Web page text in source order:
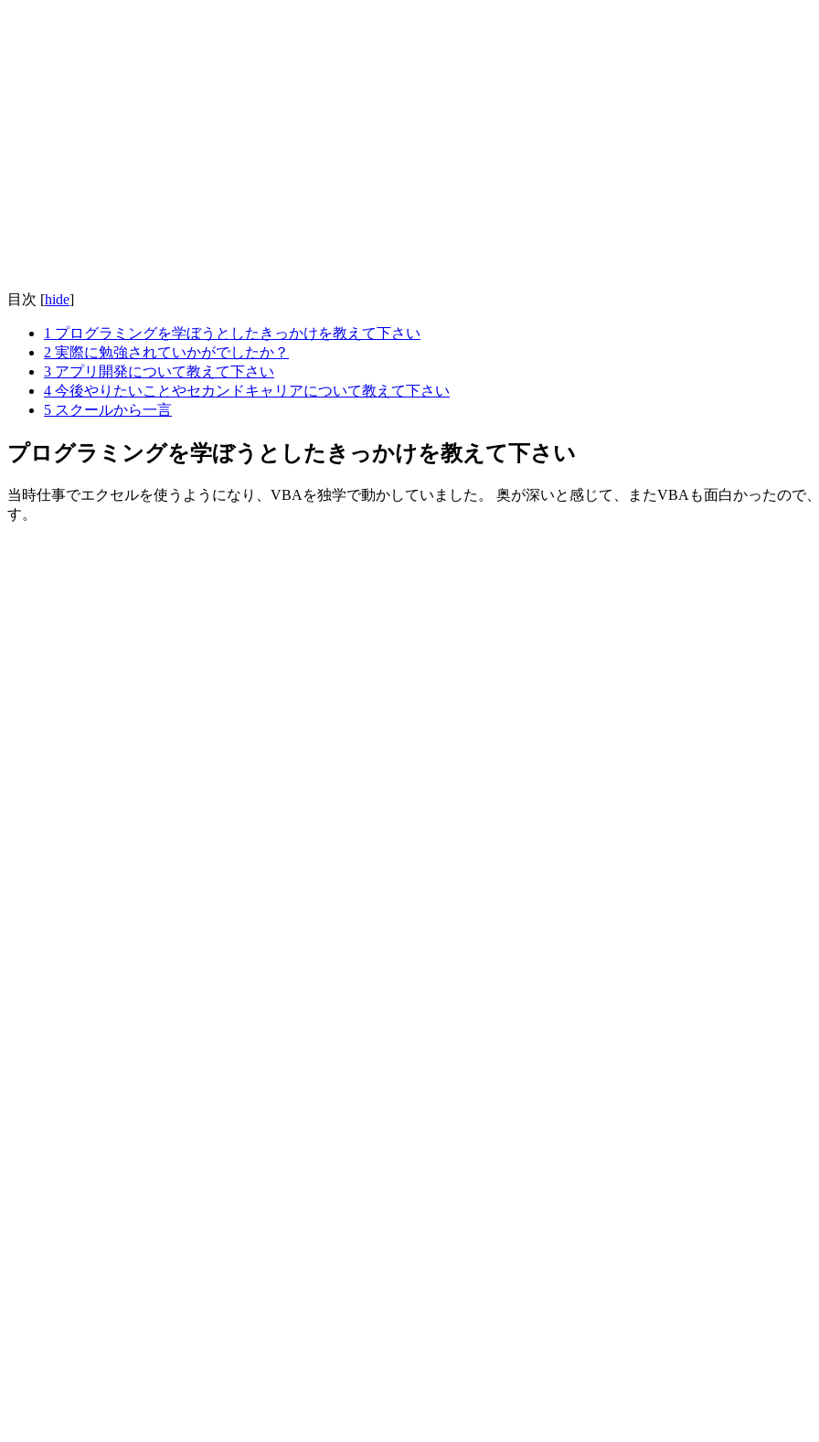
目次 [hide]
1 プログラミングを学ぼうとしたきっかけを教えて下さい
2 実際に勉強されていかがでしたか？
3 アプリ開発について教えて下さい
4 今後やりたいことやセカンドキャリアについて教えて下さい
5 スクールから一言
プログラミングを学ぼうとしたきっかけを教えて下さい
当時仕事でエクセルを使うようになり、VBAを独学で動かしていました。 奥が深いと感じて、またVBAも面白かったので
す。